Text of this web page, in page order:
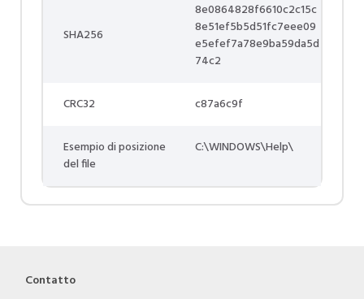
SHA256
8e0864828f6610c2c15c
8e51ef5b5d51fc7eee09
e5efef7a78e9ba59da5d
74c2
CRC32 c87a6c9f
Esempio di posizione
del file
C:\WINDOWS\Help\
Contatto